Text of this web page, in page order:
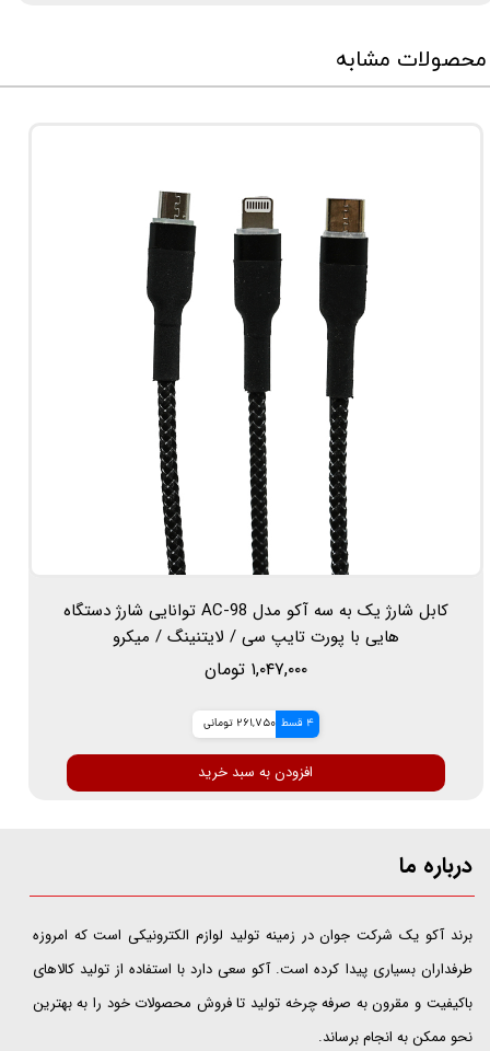
محصولات مشابه
کابل شارژ یک به سه آکو مدل AC-98 توانایی شارژ دستگاه
هایی با پورت تایپ سی / لایتنینگ / میکرو
۱,۰۴۷,۰۰۰ تومان
4 قسط 261,750 تومانی
افزودن به سبد خرید
درباره ما
​​​​​​​برند آکو یک شرکت جوان در زمینه تولید لوازم الکترونیکی است که امروزه
طرفداران بسیاری پیدا کرده است. آکو سعی دارد با استفاده از تولید کالاهای
باکیفیت و مقرون به صرفه چرخه تولید تا فروش محصولات خود را به بهترین
نحو ممکن به انجام برساند.